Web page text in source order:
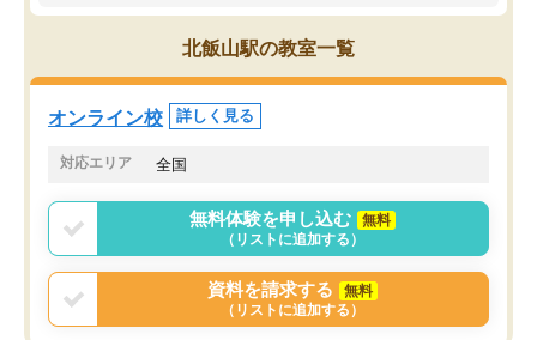
のも重宝しています。
北飯山駅の教室一覧
オンライン校 詳しく見る
対応エリア 全国
無料体験を申し込む
無料
（リストに追加する）
資料を請求する
無料
（リストに追加する）